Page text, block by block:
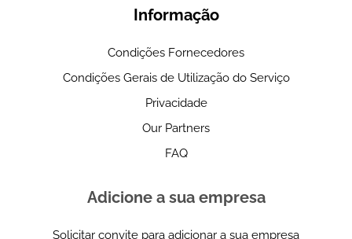
Informação
Condições Fornecedores
Condições Gerais de Utilização do Serviço
Privacidade
Our Partners
FAQ
Adicione a sua empresa
Solicitar convite para adicionar a sua empresa